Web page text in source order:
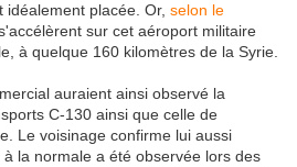
idéalement placée. Or, selon le
sur cet aéroport militaire
à quelque 160 kilomètres de la Syrie.
auraient ainsi observé la
C-130 ainsi que celle de
Le voisinage confirme lui aussi
la normale a été observée lors des